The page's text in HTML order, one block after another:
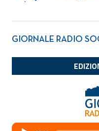
GIORNALE RADIO